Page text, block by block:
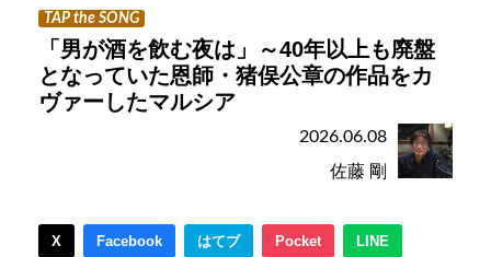
TAP the SONG
「男が酒を飲む夜は」～40年以上も廃盤
となっていた恩師・猪俣公章の作品をカ
ヴァーしたマルシア
2026.06.08
佐藤 剛
X Facebook はてブ Pocket LINE